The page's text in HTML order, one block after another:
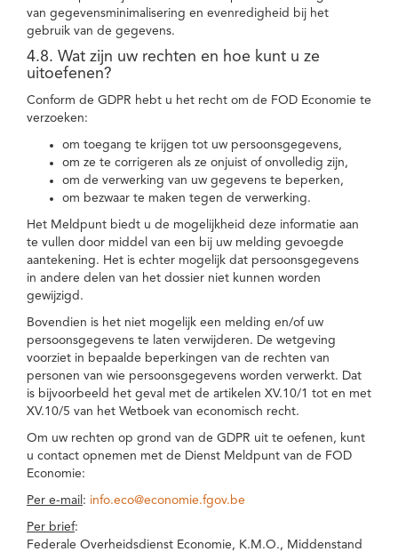
van gegevensminimalisering en evenredigheid bij het
gebruik van de gegevens.
4.8. Wat zijn uw rechten en hoe kunt u ze
uitoefenen?
Conform de GDPR hebt u het recht om de FOD Economie te
verzoeken:
om toegang te krijgen tot uw persoonsgegevens,
om ze te corrigeren als ze onjuist of onvolledig zijn,
om de verwerking van uw gegevens te beperken,
om bezwaar te maken tegen de verwerking.
Het Meldpunt biedt u de mogelijkheid deze informatie aan
te vullen door middel van een bij uw melding gevoegde
aantekening. Het is echter mogelijk dat persoonsgegevens
in andere delen van het dossier niet kunnen worden
gewijzigd.
Bovendien is het niet mogelijk een melding en/of uw
persoonsgegevens te laten verwijderen. De wetgeving
voorziet in bepaalde beperkingen van de rechten van
personen van wie persoonsgegevens worden verwerkt. Dat
is bijvoorbeeld het geval met de artikelen XV.10/1 tot en met
XV.10/5 van het Wetboek van economisch recht.
Om uw rechten op grond van de GDPR uit te oefenen, kunt
u contact opnemen met de Dienst Meldpunt van de FOD
Economie:
Per e-mail : info.eco@economie.fgov.be
Per brief:
Federale Overheidsdienst Economie, K.M.O., Middenstand